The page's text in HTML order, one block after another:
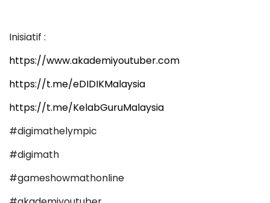
Inisiatif :
https://www.akademiyoutuber.com
https://t.me/eDIDIKMalaysia
https://t.me/KelabGuruMalaysia
#digimathelympic
#digimath
#gameshowmathonline